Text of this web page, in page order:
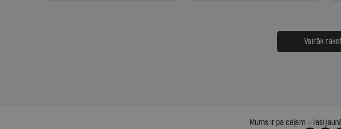
samaksāt augstos procentus,
kas jāpārskaita jau trīs dienas
pirms nākamās sapulces
Vairāk
Mums ir pa ceļam — lasi